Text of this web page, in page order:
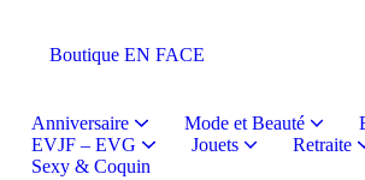
Boutique EN FACE
Anniversaire Mode et Beauté
EVJF – EVG Jouets Retraite
Sexy & Coquin